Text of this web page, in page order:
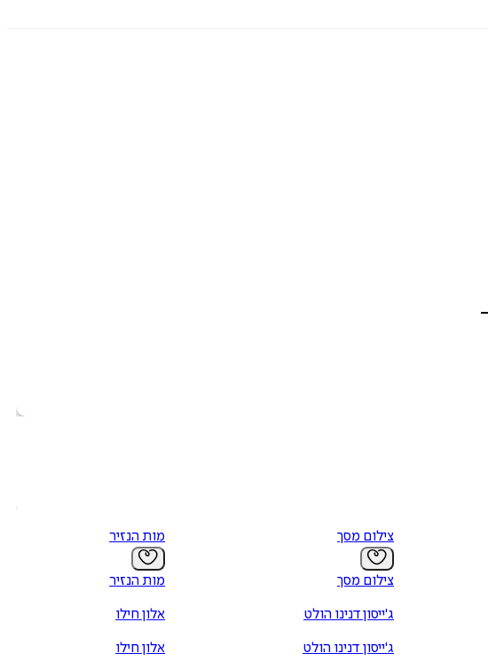
צילום מסך
צילום מסך
ג'ייסון דנינו הולט
ג'ייסון דנינו הולט
מות הנזיר
מות הנזיר
אלון חילו
אלון חילו